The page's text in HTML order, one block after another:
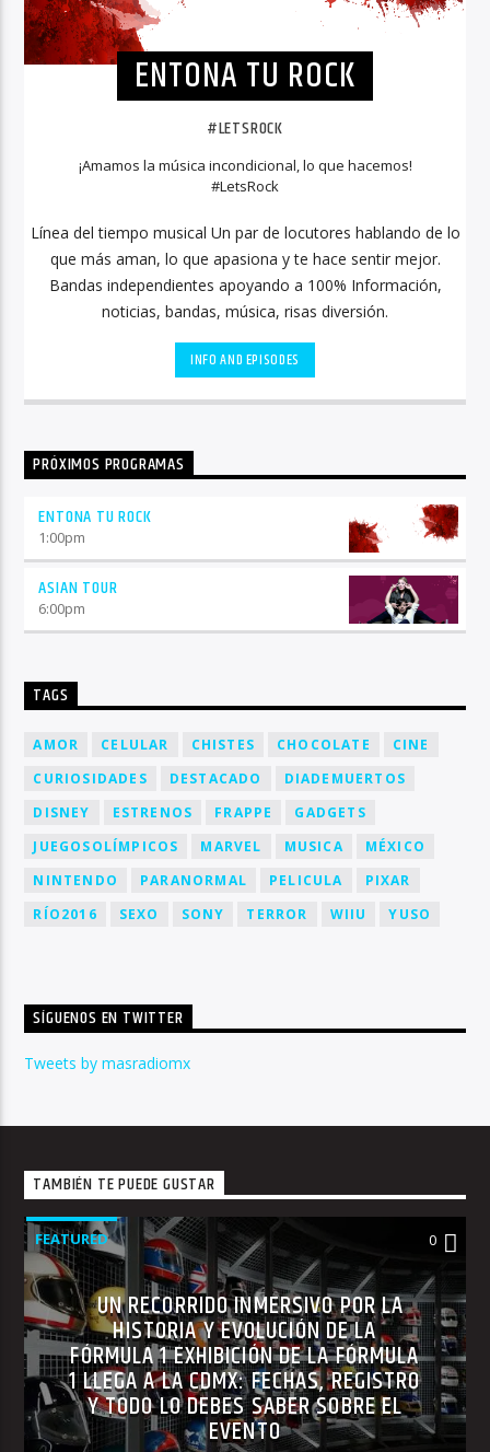
ENTONA TU ROCK
#LETSROCK
¡Amamos la música incondicional, lo que hacemos!
#LetsRock
Línea del tiempo musical Un par de locutores hablando de lo
que más aman, lo que apasiona y te hace sentir mejor.
Bandas independientes apoyando a 100% Información,
noticias, bandas, música, risas diversión.
INFO AND EPISODES
PRÓXIMOS PROGRAMAS
ENTONA TU ROCK
1:00pm
ASIAN TOUR
6:00pm
TAGS
AMOR CELULAR CHISTES CHOCOLATE
CINE
CURIOSIDADES
DESTACADO
DIADEMUERTOS
DISNEY
ESTRENOS FRAPPE
GADGETS
JUEGOSOLÍMPICOS
MARVEL MUSICA
MÉXICO
NINTENDO
PARANORMAL PELICULA
PIXAR
RÍO2016
SEXO SONY TERROR WIIU YUSO
SÍGUENOS EN TWITTER
Tweets by masradiomx
TAMBIÉN TE PUEDE GUSTAR
FEATURED 0
UN RECORRIDO INMERSIVO POR LA
HISTORIA Y EVOLUCIÓN DE LA
FÓRMULA 1 EXHIBICIÓN DE LA FÓRMULA
1 LLEGA A LA CDMX: FECHAS, REGISTRO
Y TODO LO DEBES SABER SOBRE EL
EVENTO